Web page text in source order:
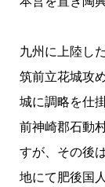
九州に上陸し
筑前立花城攻
城に調略を仕
前神崎郡石動
すが、その後
地にて肥後国